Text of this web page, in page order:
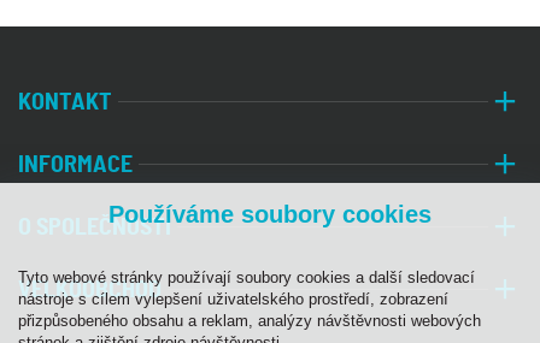
KONTAKT
INFORMACE
O SPOLEČNOSTI
VELKOOBCHOD
Používáme soubory cookies
Tyto webové stránky používají soubory cookies a další sledovací
nástroje s cílem vylepšení uživatelského prostředí, zobrazení
přizpůsobeného obsahu a reklam, analýzy návštěvnosti webových